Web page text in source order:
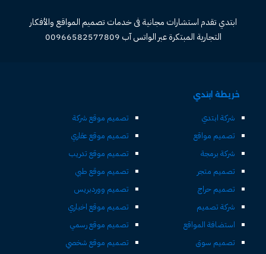
ابتدي تقدم استشارات مجانية فى خدمات تصميم المواقع والأفكار
التجارية المبتكرة عبر الواتس آب 00966582577809
خريطة ابتدي
شركة ابتدي
تصميم مواقع
شركة برمجة
تصميم متجر
تصميم حراج
شركة تصميم
استضافة المواقع
تصميم سوق
تصميم موقع شركة
تصميم موقع عقاري
تصميم موقع تدريب
تصميم موقع طبي
تصميم ووردبريس
تصميم موقع اخباري
تصميم موقع رسمي
تصميم موقع شخصي